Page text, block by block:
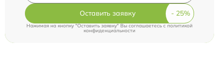
Оставить заявку
Нажимая на кнопку "Оставить заявку" Вы соглашаетесь cполитикой
конфиденциальности